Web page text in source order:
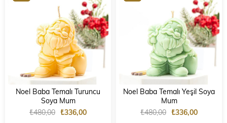
Noel Baba Temalı Turuncu
Soya Mum
₺336,00
₺480,00
Noel Baba Temalı Yeşil Soya
Mum
₺336,00
₺480,00